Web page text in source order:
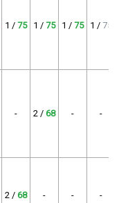
1 / 75 1 / 75 1 / 75 1 / 75
- 2 / 68 - -
2 / 68 - - -